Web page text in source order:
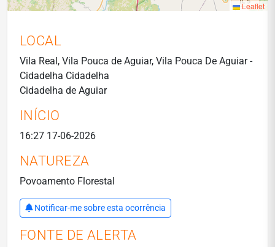
Leaflet
LOCAL
Vila Real, Vila Pouca de Aguiar, Vila Pouca De Aguiar -
Cidadelha Cidadelha
Cidadelha de Aguiar
INÍCIO
16:27 17-06-2026
NATUREZA
Povoamento Florestal
Notificar-me sobre esta ocorrência
FONTE DE ALERTA